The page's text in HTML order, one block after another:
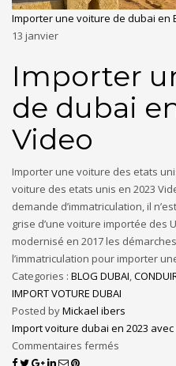
Importer une voiture de dubai en
13 janvier
Importer
de dubai
Video
Importer une voiture des etats
voiture des etats unis en 2023
demande d’immatriculation, il
grise d’une voiture importée des
modernisé en 2017 les
l’immatriculation pour importer
Categories : BLOG DUBAI,
IMPORT VOTURE DUBAI
Posted byMickael ibers
Import voiture dubai en 2023
Commentaires fermés